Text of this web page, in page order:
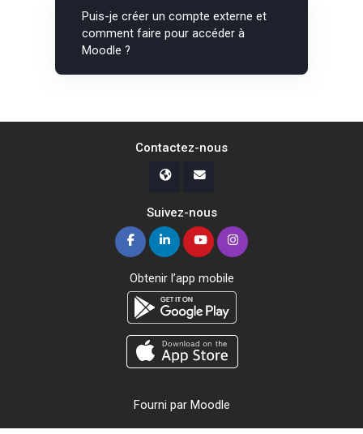
Puis-je créer un compte externe et
comment faire pour accéder à
Moodle ?
Contactez-nous
Suivez-nous
Obtenir l’app mobile
Fourni par Moodle